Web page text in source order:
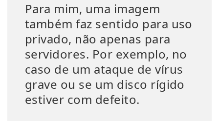
Para mim, uma imagem
também faz sentido para uso
privado, não apenas para
servidores. Por exemplo, no
caso de um ataque de vírus
grave ou se um disco rígido
estiver com defeito.